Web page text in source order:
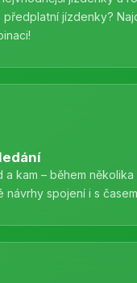
předplatní jízdenky?
kam – během
návrhy spojení i s